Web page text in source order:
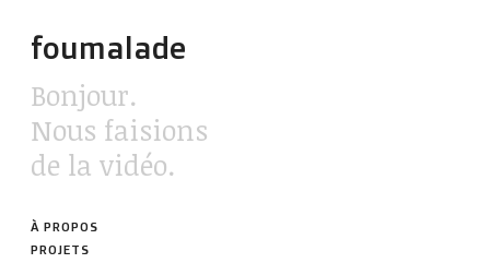
foumalade
Bonjour.
Nous faisions
de la vidéo.
À PROPOS
PROJETS